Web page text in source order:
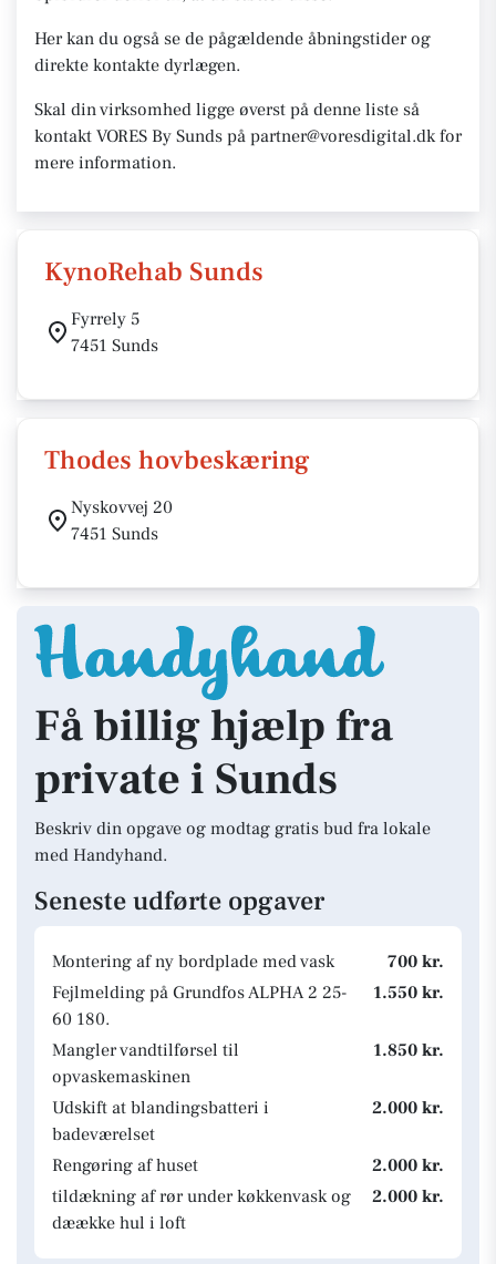
Her kan du også se de pågældende åbningstider og
direkte kontakte dyrlægen.
Skal din virksomhed ligge øverst på denne liste så
kontakt VORES By Sunds på partner@voresdigital.dk for
mere information.
KynoRehab Sunds
Fyrrely 5
7451 Sunds
Thodes hovbeskæring
Nyskovvej 20
7451 Sunds
Få billig hjælp fra
private i Sunds
Beskriv din opgave og modtag gratis bud fra lokale
med Handyhand.
Seneste udførte opgaver
Montering af ny bordplade med vask
700 kr.
Fejlmelding på Grundfos ALPHA 2 25-
60 180.
1.550 kr.
Mangler vandtilførsel til
opvaskemaskinen
1.850 kr.
Udskift at blandingsbatteri i
badeværelset
2.000 kr.
Rengøring af huset
2.000 kr.
tildækning af rør under køkkenvask og
dæække hul i loft
2.000 kr.